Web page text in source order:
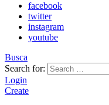
facebook
twitter
instagram
youtube
Busca
Search for:
Login
Create